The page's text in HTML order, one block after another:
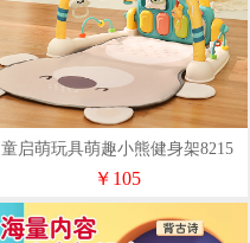
童启萌玩具萌趣小熊健身架8215
￥105